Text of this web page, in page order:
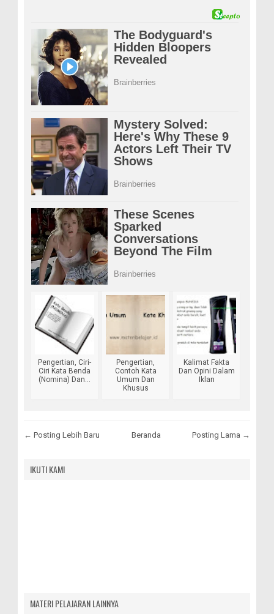
Pengertian, Ciri-
Ciri Kata Benda
(Nomina) Dan...
Pengertian,
Contoh Kata
Umum Dan
Khusus
Kalimat Fakta
Dan Opini Dalam
Iklan
← Posting Lebih Baru Posting Lama →
Beranda
IKUTI KAMI
MATERI PELAJARAN LAINNYA